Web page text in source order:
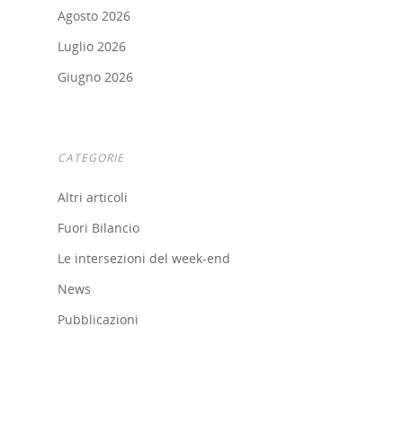
Agosto 2026
Luglio 2026
Giugno 2026
CATEGORIE
Altri articoli
Fuori Bilancio
Le intersezioni del week-end
News
Pubblicazioni